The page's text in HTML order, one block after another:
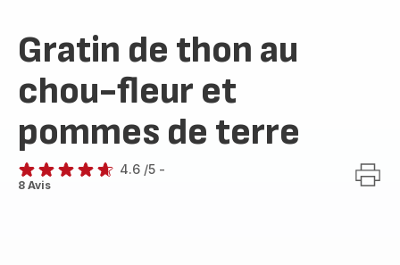
Gratin de thon au
chou-fleur et
pommes de terre
ratings.4.6
4.6 /5 -
8 Avis